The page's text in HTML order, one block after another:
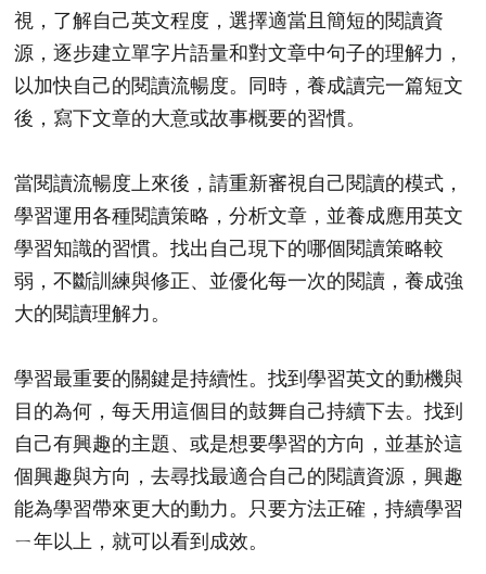
視，了解自己英文程度，選擇適當且簡短的閱讀資
源，逐步建立單字片語量和對文章中句子的理解力，
以加快自己的閱讀流暢度。同時，養成讀完一篇短文
後，寫下文章的大意或故事概要的習慣。
當閱讀流暢度上來後，請重新審視自己閱讀的模式，
學習運用各種閱讀策略，分析文章，並養成應用英文
學習知識的習慣。找出自己現下的哪個閱讀策略較
弱，不斷訓練與修正、並優化每一次的閱讀​，養成強
大的閱讀理解力。
學習最重要的關鍵是持續性。找到學習英文的動機與
目的為何，每天用這個目的鼓舞自己持續下去。找到
自己有興趣的主題、或是想要學習的方向，並基於這
個興趣與方向，去尋找最適合自己的閱讀資源​，興趣
能為學習帶來更大的動力。只要方法正確，持續學習
ㄧ年以上，就可以看到成效。